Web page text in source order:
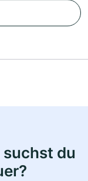
suchst du